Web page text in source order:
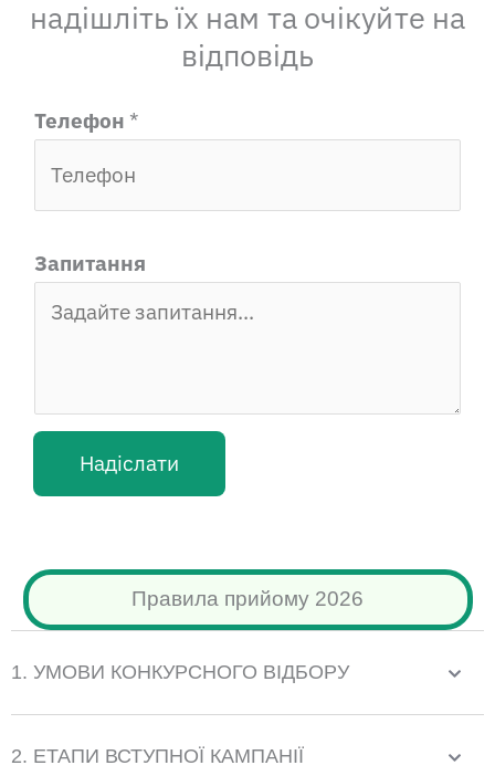
надішліть їх нам та очікуйте на
відповідь
m
i
l
З
т
я
Т
е
е
Телефон *
Запитання
Надіслати
Правила прийому 2026
1. УМОВИ КОНКУРСНОГО ВІДБОРУ
2. ЕТАПИ ВСТУПНОЇ КАМПАНІЇ